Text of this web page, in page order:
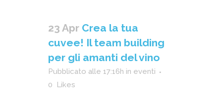
23 Apr Crea la tua
cuvee! Il team building
per gli amanti del vino
Pubblicato alle 17:16h in eventi
0
Likes